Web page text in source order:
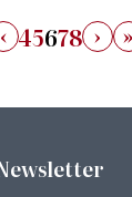
‹ 45678 › »